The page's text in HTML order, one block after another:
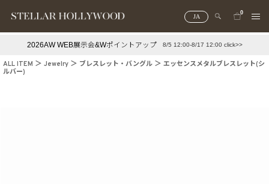
JA
0
#スタッフイチ押し（通勤パールアクセ）
2026AW WEB展示会&Wポイントアップ 8/5 12:00-8/17 12:00 click>>
ALL ITEM Jewelry ブレスレット・バングル
エッセンスメタルブレスレット(シ
ルバー)